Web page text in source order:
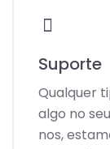
Suporte
Qualquer
algo no
nos,